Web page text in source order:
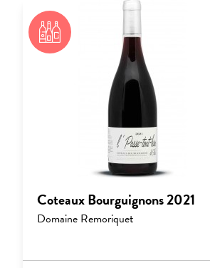
Coteaux Bourguignons 2021
Domaine Remoriquet